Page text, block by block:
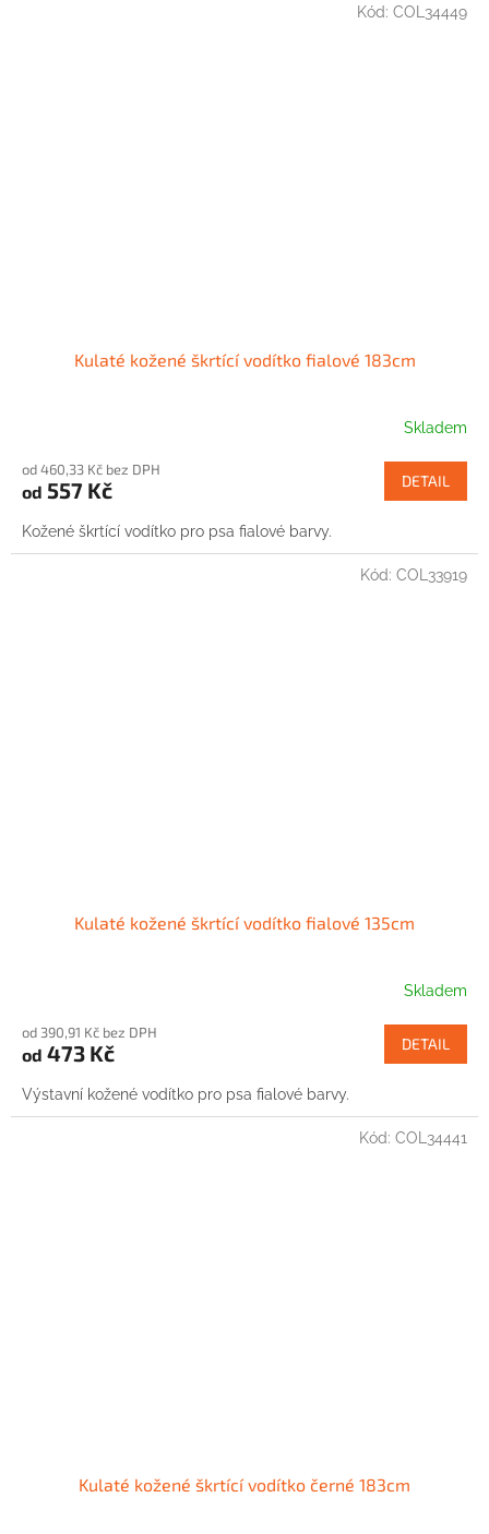
Kulaté kožené škrtící vodítko fialové 183cm
Skladem
od 460,33 Kč bez DPH
od 557 Kč DETAIL
Kožené škrtící vodítko pro psa fialové barvy.
Kód: COL34449
Kulaté kožené škrtící vodítko fialové 135cm
Skladem
od 390,91 Kč bez DPH
od 473 Kč DETAIL
Výstavní kožené vodítko pro psa fialové barvy.
Kód: COL33919
Kulaté kožené škrtící vodítko černé 183cm
Kód: COL34441